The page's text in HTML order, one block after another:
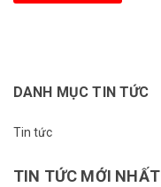
DANH MỤC TIN TỨC
Tin tức
TIN TỨC MỚI NHẤT